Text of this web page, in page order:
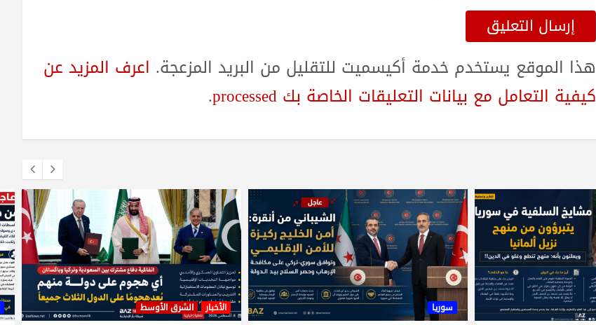
هذا الموقع يستخدم خدمة أكيسميت للتقليل من البريد المزعجة. اعرف المزيد عن
كيفية التعامل مع بيانات التعليقات الخاصة بك processed
.
الأخبار الشرق الأوسط سوريا